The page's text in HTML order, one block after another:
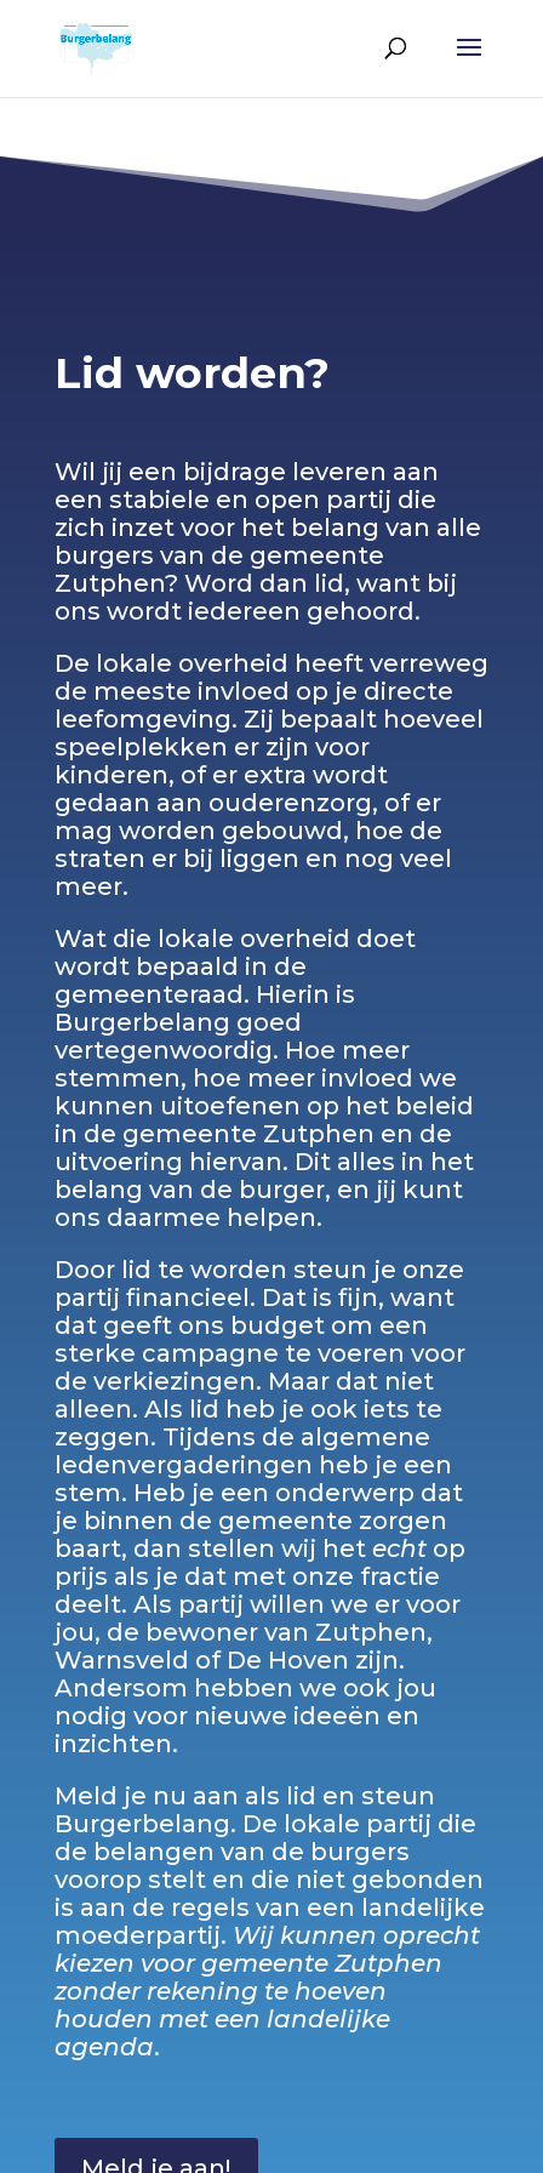
Lid worden?
Wil jij een bijdrage leveren aan
een stabiele en open partij die
zich inzet voor het belang van alle
burgers van de gemeente
Zutphen? Word dan lid, want bij
ons wordt iedereen gehoord.
De lokale overheid heeft verreweg
de meeste invloed op je directe
leefomgeving. Zij bepaalt hoeveel
speelplekken er zijn voor
kinderen, of er extra wordt
gedaan aan ouderenzorg, of er
mag worden gebouwd, hoe de
straten er bij liggen en nog veel
meer.
Wat die lokale overheid doet
wordt bepaald in de
gemeenteraad. Hierin is
Burgerbelang goed
vertegenwoordig. Hoe meer
stemmen, hoe meer invloed we
kunnen uitoefenen op het beleid
in de gemeente Zutphen en de
uitvoering hiervan. Dit alles in het
belang van de burger, en jij kunt
ons daarmee helpen.
Door lid te worden steun je onze
partij financieel. Dat is fijn, want
dat geeft ons budget om een
sterke campagne te voeren voor
de verkiezingen. Maar dat niet
alleen. Als lid heb je ook iets te
zeggen. Tijdens de algemene
ledenvergaderingen heb je een
stem. Heb je een onderwerp dat
je binnen de gemeente zorgen
baart, dan stellen wij het echtop
prijs als je dat met onze fractie
deelt. Als partij willen we er voor
jou, de bewoner van Zutphen,
Warnsveld of De Hoven zijn.
Andersom hebben we ook jou
nodig voor nieuwe ideeën en
inzichten.
Meld je nu aan als lid en steun
Burgerbelang. De lokale partij die
de belangen van de burgers
voorop stelt en die niet gebonden
is aan de regels van een landelijke
moederpartij. Wij kunnen oprecht
kiezen voor gemeente Zutphen
zonder rekening te hoeven
houden met een landelijke
agenda.